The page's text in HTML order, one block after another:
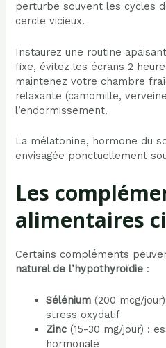
perturbe souvent les cycles
cercle vicieux.
Instaurez une routine
fixe, évitez les écrans 2
maintenez votre chambre
relaxante (camomille,
l’endormissement.
La mélatonine, hormone du
envisagée ponctuellement
Les
alimentaires
Certains compléments
naturel de l’hypothyroïdie :
Sélénium (200 mcg/
stress oxydatif
Zinc (15-30 mg/jour) :
hormonale